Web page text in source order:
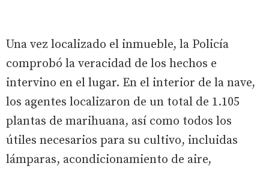
Una vez localizado el inmueble, la Policía
comprobó la veracidad de los hechos e
intervino en el lugar. En el interior de la nave,
los agentes localizaron de un total de 1.105
plantas de marihuana, así como todos los
útiles necesarios para su cultivo, incluidas
lámparas, acondicionamiento de aire,